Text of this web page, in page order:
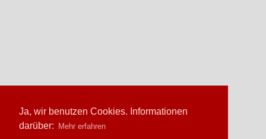
Ja, wir benutzen Cookies. Informationen
darüber: Mehr erfahren